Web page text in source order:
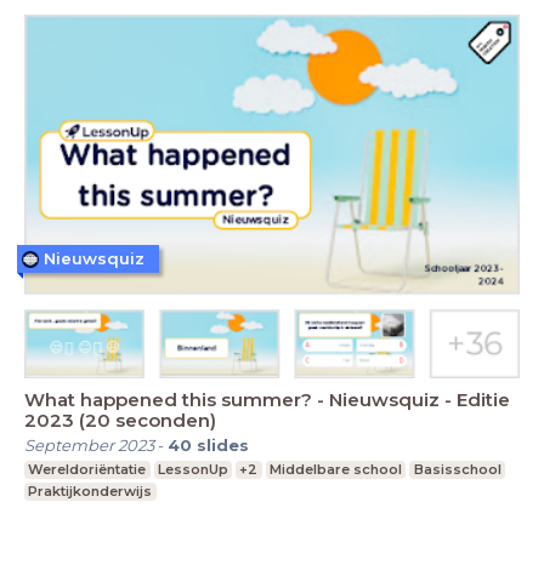
What happened this summer? - Nieuwsquiz - Editie
2023 (20 seconden)
September 2023- 40 slides
Wereldoriëntatie LessonUp +2 Middelbare school
Basisschool
Praktijkonderwijs
Nieuwsquiz